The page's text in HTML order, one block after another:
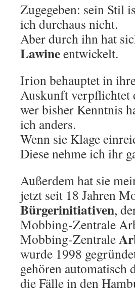
Zugegeben: sein Stil
ich durchaus nicht.
Aber durch ihn hat
Lawineentwickelt.
Irion behauptet in
Auskunft verpflichtet
wer bisher Kenntnis
ich anders.
Wenn sie Klage
Diese nehme ich ihr
Außerdem hat sie
jetzt seit 18 Jahren
Bürgerinitiativen,
Mobbing-Zentrale
Mobbing-Zentrale
wurde 1998
gehören automatisch
die Fälle in den